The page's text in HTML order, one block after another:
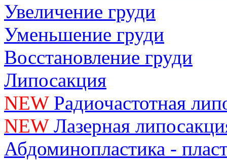
Увеличение груди
Уменьшение груди
Восстановление груди
Липосакция
NEWРадиочастотная
NEWЛазерная
Абдоминопластика -